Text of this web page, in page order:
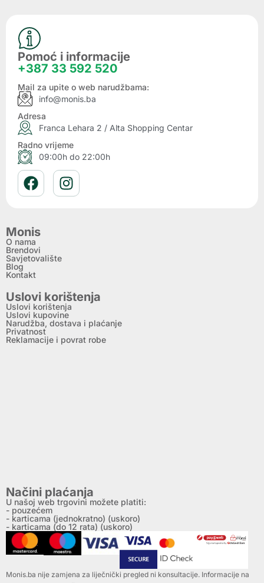
Pomoć i informacije
+387 33 592 520
Mail za upite o web narudžbama:
info@monis.ba
Adresa
Franca Lehara 2 / Alta Shopping Centar
Radno vrijeme
09:00h do 22:00h
Monis
O nama
Brendovi
Savjetovalište
Blog
Kontakt
Uslovi korištenja
Uslovi korištenja
Uslovi kupovine
Narudžba, dostava i plaćanje
Privatnost
Reklamacije i povrat robe
Načini plaćanja
U našoj web trgovini možete platiti:
- pouzećem
- karticama (jednokratno) (uskoro)
- karticama (do 12 rata) (uskoro)
Monis.ba nije zamjena za liječnički pregled ni konsultacije. Informacije na